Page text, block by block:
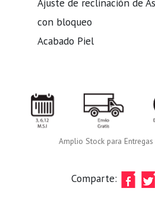
con bloqueo
Acabado Piel
Amplio Stock para
Comparte: